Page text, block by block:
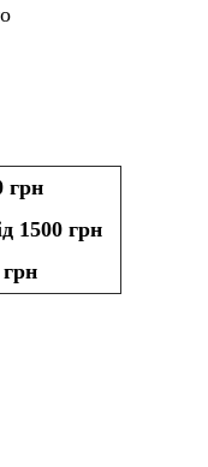
грн
1500 грн